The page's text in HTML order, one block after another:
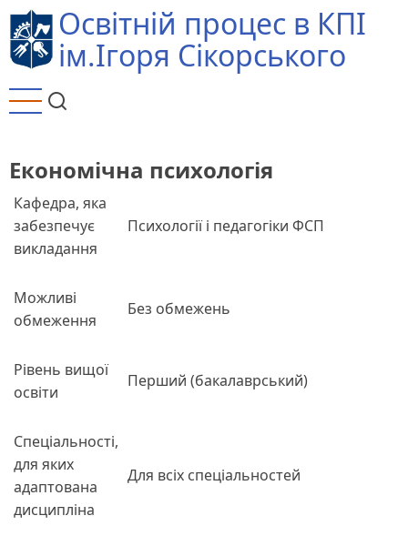
Перейти
до
основного
Освітній процес в КПІ
ім.Ігоря Сікорського
Економічна психологія
Кафедра, яка
забезпечує
викладання
Психології і педагогіки ФСП
Можливі
обмеження
Без обмежень
Рівень вищої
освіти
Перший (бакалаврський)
Спеціальності,
для яких
адаптована
дисципліна
Для всіх спеціальностей